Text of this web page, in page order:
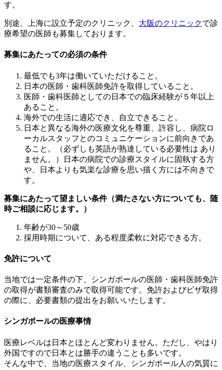
す。
別途、上海に設立予定のクリニック、 大阪のクリニックで診
療希望の医師も募集しております。
募集にあたっての必須の条件
最低でも3年は働いていただけること。
日本の医師・歯科医師免許を取得していること。
医師・歯科医師としての日本での臨床経験が５年以上
あること。
海外での生活に適応でき、自立できること。
日本と異なる海外の医療文化を尊重、許容し、病院ロ
ーカルスタッフとのコミュニケーションに前向きであ
ること。（必ずしも英語が熟達している必要性は あり
ません。）日本の病院での診療スタイルに固執する方
や、日本よりも気楽な診療を思い描く方には不向きで
す。
募集にあたって望ましい条件（満たさない方についても、随
時ご相談に応じます。）
年齢が30～50歳
採用時期について、ある程度柔軟に対応できる方。
免許について
当地では一定条件の下、シンガポールの医師・歯科医師免許
の取得が書類審査のみで取得可能です。免許およびビザ取得
の際に、必要書類の提出をお願いいたします。
シンガポールの医療事情
医療レベルは日本とほとんど変わりません。ただし、やはり
外国ですので日本とは勝手の違うことも多いです。
そんな中で、当地の医療スタイル、シンガポール人の気質に